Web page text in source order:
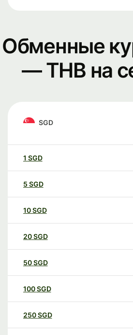
Обменные
— THB на
SGD
1 SGD
5 SGD
10SGD
20SGD
50SGD
100SGD
250SGD